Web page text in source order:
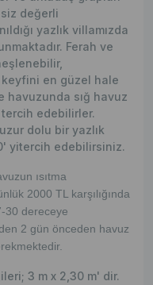
değerli
yazlık villamızda
Ferah ve
en güzel hale
havuzunda sığ havuz
edebilirler.
dolu bir yazlık
yitercih edebilirsiniz.
ısıtma
2000 TL karşılığında
30 dereceye
2 gün önceden havuz
3 m x 2,30 m' dir.